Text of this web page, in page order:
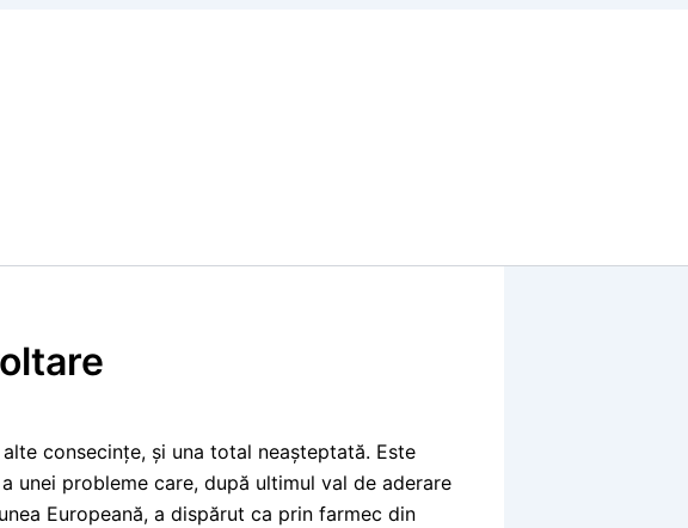
consecințe, și una total neașteptată. Este
unei probleme care, după ultimul val de aderare
Europeană, a dispărut ca prin farmec din